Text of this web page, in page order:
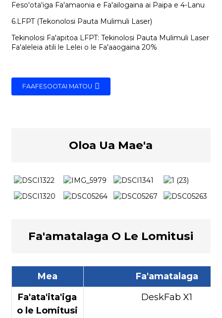
Feso'ota'iga Fa'amaonia e Fa'ailogaina ai Paipa e 4-Lanu
6.LFPT (Tekonolosi Pauta Mulimuli Laser)
Tekinolosi Fa'apitoa LFPT: Tekinolosi Pauta Mulimuli Laser
Fa'aleleia atili le Lelei o le Fa'aaogaina 20%
FAAFESOOTAI MATOU
Oloa Ua Mae'a
Fa'amatalaga O Le Lomitusi
Mea
Fa'amatalaga
Fa'ata'ita'iga
o le Lomitusi
DeskFab X1